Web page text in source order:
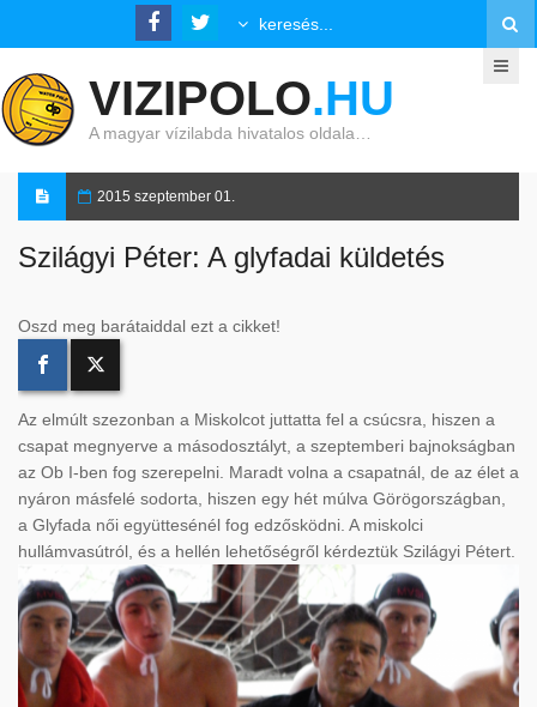
VIZIPOLO.HU
A magyar vízilabda hivatalos oldala…
2015 szeptember 01.
Szilágyi Péter: A glyfadai küldetés
Oszd meg barátaiddal ezt a cikket!
Az elmúlt szezonban a Miskolcot juttatta fel a csúcsra, hiszen a
csapat megnyerve a másodosztályt, a szeptemberi bajnokságban
az Ob I-ben fog szerepelni. Maradt volna a csapatnál, de az élet a
nyáron másfelé sodorta, hiszen egy hét múlva Görögországban,
a Glyfada női együttesénél fog edzősködni. A miskolci
hullámvasútról, és a hellén lehetőségről kérdeztük Szilágyi Pétert.